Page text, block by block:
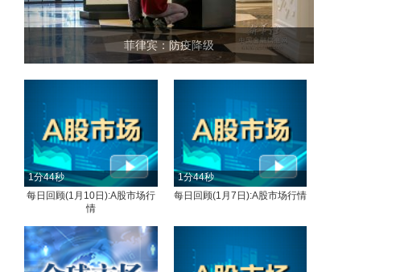
菲律宾：防疫降级
1分44秒
每日回顾(1月10日):A股市场行
情
1分44秒
每日回顾(1月7日):A股市场行情